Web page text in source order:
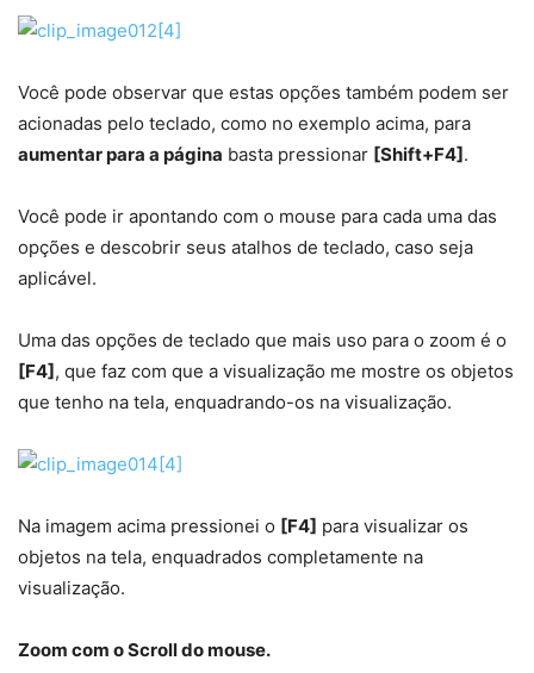
Você pode observar que estas opções também podem ser
acionadas pelo teclado, como no exemplo acima, para
aumentar para a página basta pressionar [Shift+F4] .
Você pode ir apontando com o mouse para cada uma das
opções e descobrir seus atalhos de teclado, caso seja
aplicável.
Uma das opções de teclado que mais uso para o zoom é o
[F4] , que faz com que a visualização me mostre os objetos
que tenho na tela, enquadrando-os na visualização.
Na imagem acima pressionei o [F4] para visualizar os
objetos na tela, enquadrados completamente na
visualização.
Zoom com o Scroll do mouse.